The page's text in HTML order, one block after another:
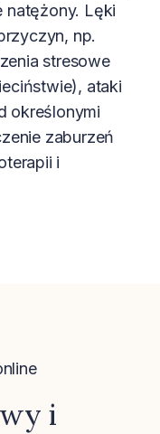
natężony. Lęki
np.
stresowe
ataki
określonymi
zaburzeń
i
i